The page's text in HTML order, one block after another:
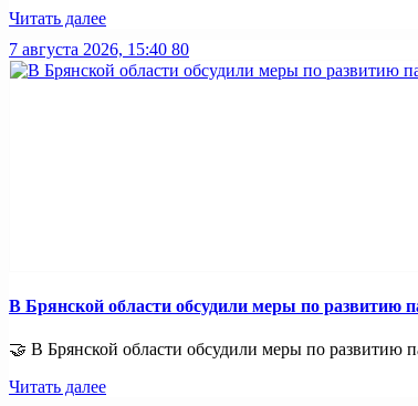
Читать далее
7 августа 2026, 15:40 80
В Брянской области обсудили меры по развитию
🤝 В Брянской области обсудили меры по развитию
Читать далее